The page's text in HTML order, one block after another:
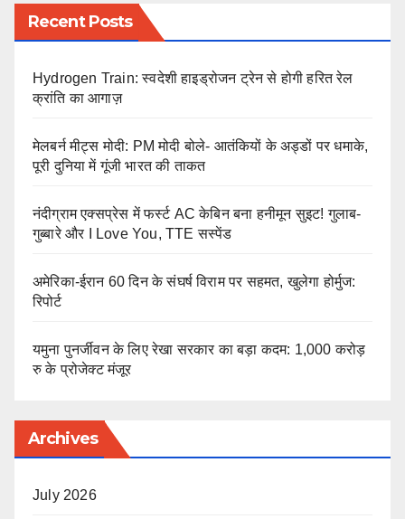
Recent Posts
Hydrogen Train: स्वदेशी हाइड्रोजन ट्रेन से होगी हरित रेल
क्रांति का आगाज़
मेलबर्न मीट्स मोदी: PM मोदी बोले- आतंकियों के अड्डों पर धमाके,
पूरी दुनिया में गूंजी भारत की ताकत
नंदीग्राम एक्सप्रेस में फर्स्ट AC केबिन बना हनीमून सुइट! गुलाब-
गुब्बारे और I Love You, TTE सस्पेंड
अमेरिका-ईरान 60 दिन के संघर्ष विराम पर सहमत, खुलेगा होर्मुज:
रिपोर्ट
यमुना पुनर्जीवन के लिए रेखा सरकार का बड़ा कदम: 1,000 करोड़
रु के प्रोजेक्ट मंजूर
Archives
July 2026